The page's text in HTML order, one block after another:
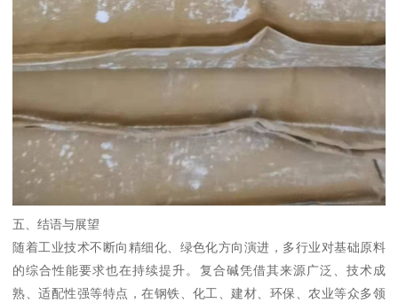
五、结语与展望
随着工业技术不断向精细化、绿色化方向演进，多行业对基础原料
的综合性能要求也在持续提升。复合碱凭借其来源广泛、技术成
熟、适配性强等特点，在钢铁、化工、建材、环保、农业等众多领